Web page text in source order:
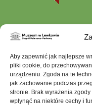
Aby zapewnić jak najlepsze
pliki cookie, do
urządzeniu. Zgoda na te
jak zachowanie podczas
stronie. Brak wyrażenia
wpłynąć na niektóre cechy i
Szukana
fraza